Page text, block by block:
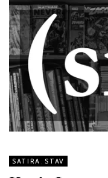
SATIRA STAV